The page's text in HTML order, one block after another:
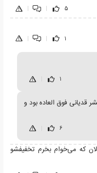
5
|
|
1
|
|
1
قدیانی فوق العاده بود و
6
که می‌خوام بخرم تخفیفشو